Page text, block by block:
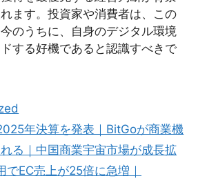
ます。投資家や消費者は、この
のうちに、自身のデジタル環境
する好機であると認識すべきで
年決算を発表｜BitGoが商業機
る｜中国商業宇宙市場が成長拡
EC売上が25倍に急増｜